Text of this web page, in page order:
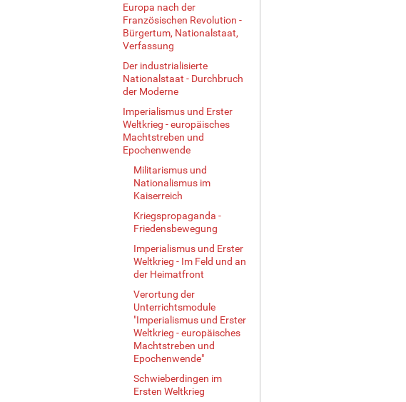
Europa nach der
Französischen Revolution -
Bürgertum, Nationalstaat,
Verfassung
Der industrialisierte
Nationalstaat - Durchbruch
der Moderne
Imperialismus und Erster
Weltkrieg - europäisches
Machtstreben und
Epochenwende
Militarismus und
Nationalismus im
Kaiserreich
Kriegspropaganda -
Friedensbewegung
Imperialismus und Erster
Weltkrieg - Im Feld und an
der Heimatfront
Verortung der
Unterrichtsmodule
"Imperialismus und Erster
Weltkrieg - europäisches
Machtstreben und
Epochenwende"
Schwieberdingen im
Ersten Weltkrieg